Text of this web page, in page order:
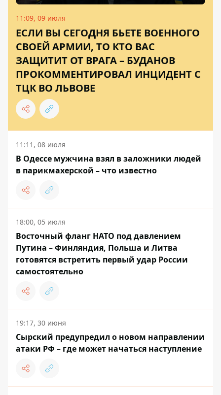
11:09, 09 июля
ЕСЛИ ВЫ СЕГОДНЯ БЬЕТЕ ВОЕННОГО
СВОЕЙ АРМИИ, ТО КТО ВАС
ЗАЩИТИТ ОТ ВРАГА – БУДАНОВ
ПРОКОММЕНТИРОВАЛ ИНЦИДЕНТ С
ТЦК ВО ЛЬВОВЕ
11:11, 08 июля
В Одессе мужчина взял в заложники людей
в парикмахерской – что известно
18:00, 05 июля
Восточный фланг НАТО под давлением
Путина – Финляндия, Польша и Литва
готовятся встретить первый удар России
самостоятельно
19:17, 30 июня
Сырский предупредил о новом направлении
атаки РФ – где может начаться наступление